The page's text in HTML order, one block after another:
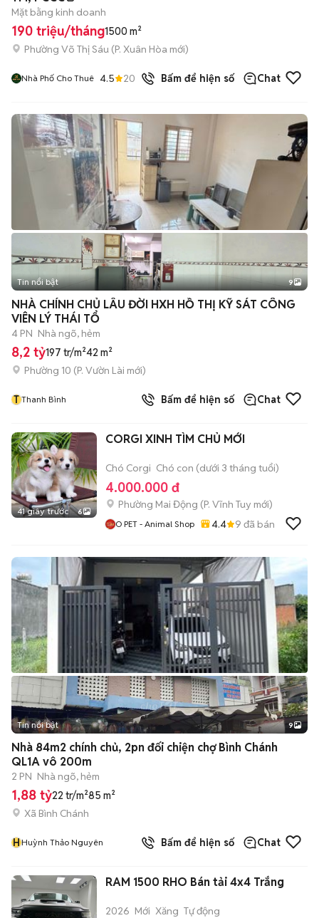
Mặt bằng kinh doanh
190 triệu/tháng1500 m²
Phường Võ Thị Sáu (P. Xuân Hòa mới)
Nhà Phố Cho Thuê 4.5 20 đã bánBấm để hiện số Chat
+2
Tin nổi bật 9
NHÀ CHÍNH CHỦ LÂU ĐỜI HXH HỒ THỊ KỸ SÁT CÔNG
VIÊN LÝ THÁI TỔ
4 PN Nhà ngõ, hẻm
8,2 tỷ197 tr/m²42 m²
Phường 10 (P. Vườn Lài mới)
T Thanh Bình Bấm để hiện số Chat
41 giây trước 6
CORGI XINH TÌM CHỦ MỚI
Chó Corgi Chó con (dưới 3 tháng tuổi)
4.000.000 đ
Phường Mai Động (P. Vĩnh Tuy mới)
O PET - Animal Shop 4.4 9 đã bán
+2
Tin nổi bật 9
Nhà 84m2 chính chủ, 2pn đối chiện chợ Bình Chánh
QL1A vô 200m
2 PN Nhà ngõ, hẻm
1,88 tỷ22 tr/m²85 m²
Xã Bình Chánh
HHuỳnh Thảo Nguyên Bấm để hiện số Chat
RAM 1500 RHO Bán tải 4x4 Trắng
2026 Mới Xăng Tự động